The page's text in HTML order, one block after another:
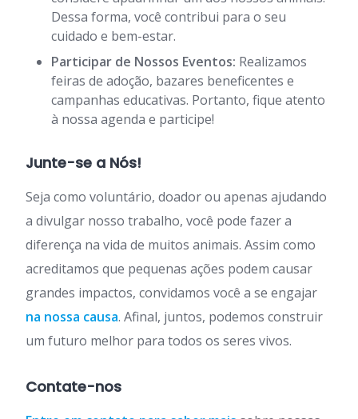
Dessa forma, você contribui para o seu
cuidado e bem-estar.
Participar de Nossos Eventos: Realizamos
feiras de adoção, bazares beneficentes e
campanhas educativas. Portanto, fique atento
à nossa agenda e participe!
Junte-se a Nós!
Seja como voluntário, doador ou apenas ajudando
a divulgar nosso trabalho, você pode fazer a
diferença na vida de muitos animais. Assim como
acreditamos que pequenas ações podem causar
grandes impactos, convidamos você a se engajar
na nossa causa. Afinal, juntos, podemos construir
um futuro melhor para todos os seres vivos.
Contate-nos